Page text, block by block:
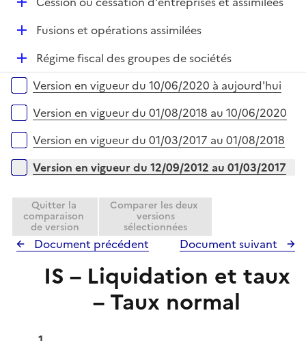
r
e
D
e
Fusions et opérations assimilées
D
é
p
e
Régime fiscal des groupes de sociétés
Versions sur la période
Version en vigueur du 10/06/2020 à aujourd'hui
Version en vigueur du 01/08/2018 au 10/06/2020
Version en vigueur du 01/03/2017 au 01/08/2018
Version en vigueur du 12/09/2012 au 01/03/2017
Quitter la
comparaison
de version
Comparer les deux
versions
sélectionnées
Document précédent Document suivant
IS – Liquidation et taux
– Taux normal